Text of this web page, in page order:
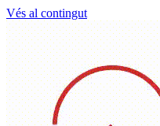
Vés al contingut